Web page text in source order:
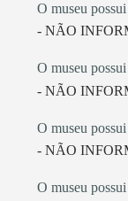
O museu
- NÃO
O museu
- NÃO
O museu
- NÃO
O museu